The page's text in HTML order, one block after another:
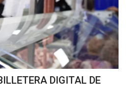
DIGITAL DE